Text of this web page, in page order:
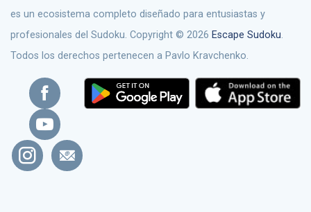
es un ecosistema completo diseñado para entusiastas y
profesionales del Sudoku. Copyright © 2026 Escape Sudoku.
Todos los derechos pertenecen a Pavlo Kravchenko.